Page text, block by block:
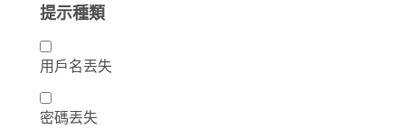
TICA评委
常见问题
登录
提示種類
用戶名丟失
密碼丟失